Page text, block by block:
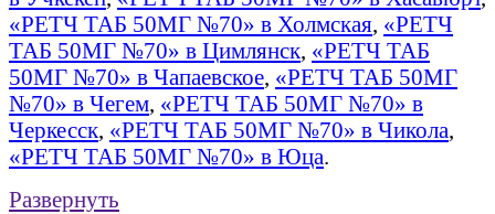
«РЕТЧ ТАБ 50МГ №70» в Холмская, «РЕТЧ
ТАБ 50МГ №70» в Цимлянск, «РЕТЧ ТАБ
50МГ №70» в Чапаевское, «РЕТЧ ТАБ 50МГ
№70» в Чегем, «РЕТЧ ТАБ 50МГ №70» в
Черкесск, «РЕТЧ ТАБ 50МГ №70» в Чикола,
«РЕТЧ ТАБ 50МГ №70» в Юца.
Развернуть